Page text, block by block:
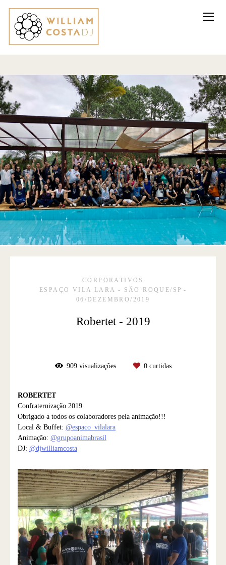
CORPORATIVOS
ESPAÇO VILA LARA - SÃO ROQUE/SP
06/DEZEMBRO/2019
Robertet - 2019
909visualizações 0curtidas
ROBERTET
Confraternização 2019
Obrigado a todos os colaboradores pela animação!!!
Local & Buffet: @espaco_vilalara
Animação: @grupoanimabrasil
DJ: @djwilliamcosta